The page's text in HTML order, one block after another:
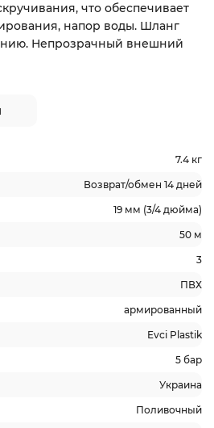
что обеспечивает
напор воды. Шланг
Непрозрачный внешний
7.4 кг
Возврат/обмен 14 дней
19 мм (3/4 дюйма)
50 м
3
ПВХ
армированный
Evci Plastik
5 бар
Украина
Поливочный